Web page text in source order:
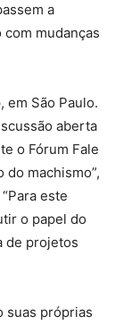
a
mudanças
em São Paulo.
aberta
o Fórum Fale
do machismo”,
este
o papel do
de projetos
suas próprias